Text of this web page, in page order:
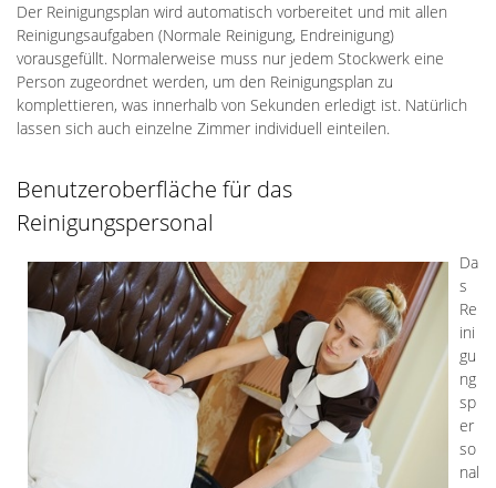
Der Reinigungsplan wird automatisch vorbereitet und mit allen
Reinigungsaufgaben (Normale Reinigung, Endreinigung)
vorausgefüllt. Normalerweise muss nur jedem Stockwerk eine
Person zugeordnet werden, um den Reinigungsplan zu
komplettieren, was innerhalb von Sekunden erledigt ist. Natürlich
lassen sich auch einzelne Zimmer individuell einteilen.
Benutzeroberfläche für das
Reinigungspersonal
Da
s
Re
ini
gu
ng
sp
er
so
nal